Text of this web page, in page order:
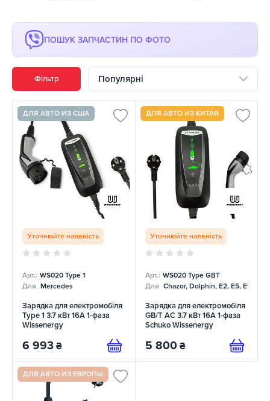
ПОШУК ЗАПЧАСТИН ПО ФОТО
Фільтр Популярні
ДЛЯ АВТО ИЗ США
Уточнюйте наявність
Арт.: WS020 Type 1
Для Mercedes
Зарядка для електромобіля
Type 1 3.7 кВт 16А 1-фаза
Wissenergy
6 993 ₴
ДЛЯ АВТО ИЗ КИТАЯ
Уточнюйте наявність
Арт.: WS020 Type GBT
Для Chazor, Dolphin, E2, E5, E9,
Зарядка для електромобіля
GB/T AC 3.7 кВт 16А 1-фаза
Schuko Wissenergy
5 800 ₴
ДЛЯ АВТО ИЗ ЕВРОПЫ